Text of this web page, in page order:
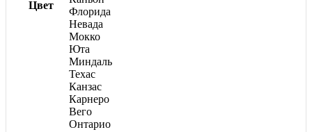
Цвет
Флорида
Невада
Мокко
Юта
Миндаль
Техас
Канзас
Карнеро
Вего
Онтарио